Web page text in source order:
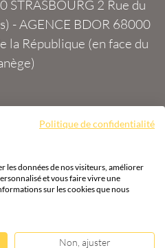
STRASBOURG 2 Rue du
-AGENCE BDOR 68000
la République (en face du
BDOR ®
Cours or, achat
Politique de confidentialité
les données de nos visiteurs, améliorer
et vous faire vivre une
sur les cookies que nous
Non, ajuster